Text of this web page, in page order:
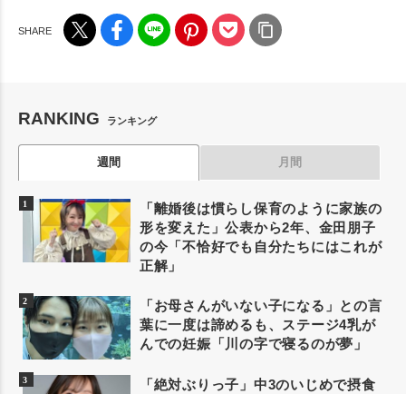
RANKING ランキング
週間 月間
「離婚後は慣らし保育のように家族の
形を変えた」公表から2年、金田朋子
の今「不恰好でも自分たちにはこれが
正解」
「お母さんがいない子になる」との言
葉に一度は諦めるも、ステージ4乳が
んでの妊娠「川の字で寝るのが夢」
「絶対ぶりっ子」中3のいじめで摂食